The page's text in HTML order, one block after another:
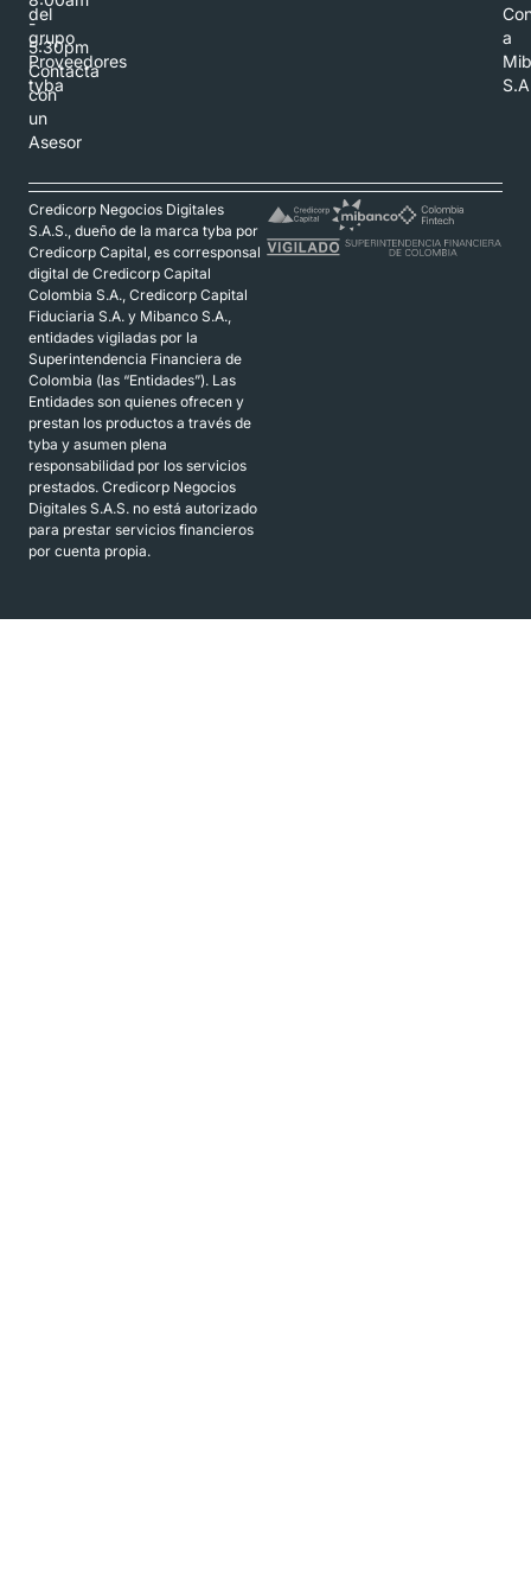
-
5:30pm
Contacta
con
un
Asesor
del
grupo
Proveedores
tyba
a
Credicorp Negocios Digitales
S.A.S., dueño de la marca tyba por
Credicorp Capital, es corresponsal
digital de Credicorp Capital
Colombia S.A., Credicorp Capital
Fiduciaria S.A. y Mibanco S.A.,
entidades vigiladas por la
Superintendencia Financiera de
Colombia (las “Entidades”). Las
Entidades son quienes ofrecen y
prestan los productos a través de
tyba y asumen plena
responsabilidad por los servicios
prestados. Credicorp Negocios
Digitales S.A.S. no está autorizado
para prestar servicios financieros
por cuenta propia.